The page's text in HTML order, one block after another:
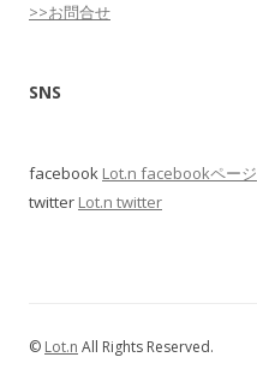
>>お問合せ
SNS
facebook Lot.n facebookページ
twitter Lot.n twitter
© Lot.n All Rights Reserved.